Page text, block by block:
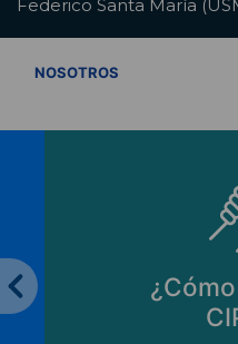
Federico Santa María
NOSOTROS